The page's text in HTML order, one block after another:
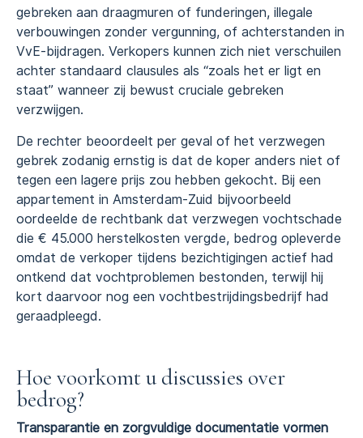
gebreken aan draagmuren of funderingen, illegale
verbouwingen zonder vergunning, of achterstanden in
VvE-bijdragen. Verkopers kunnen zich niet verschuilen
achter standaard clausules als “zoals het er ligt en
staat” wanneer zij bewust cruciale gebreken
verzwijgen.
De rechter beoordeelt per geval of het verzwegen
gebrek zodanig ernstig is dat de koper anders niet of
tegen een lagere prijs zou hebben gekocht. Bij een
appartement in Amsterdam-Zuid bijvoorbeeld
oordeelde de rechtbank dat verzwegen vochtschade
die € 45.000 herstelkosten vergde, bedrog opleverde
omdat de verkoper tijdens bezichtigingen actief had
ontkend dat vochtproblemen bestonden, terwijl hij
kort daarvoor nog een vochtbestrijdingsbedrijf had
geraadpleegd.
Hoe voorkomt u discussies over
bedrog?
Transparantie en zorgvuldige documentatie vormen